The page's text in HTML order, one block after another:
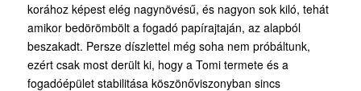
korához képest elég nagynövésű, és nagyon sok kiló, tehát
amikor bedörömbölt a fogadó papírajtaján, az alapból
beszakadt. Persze díszlettel még soha nem próbáltunk,
ezért csak most derült ki, hogy a Tomi termete és a
fogadóépület stabilitása köszönőviszonyban sincs